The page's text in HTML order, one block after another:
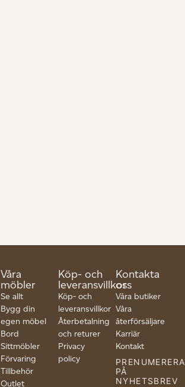
Våra
möbler
Se allt
Bygg din
egen möbel
Bord
Sittmöbler
Förvaring
Tillbehör
Outlet
Köp- och
leveransvillkor
Köp- och
leveransvillkor
Återbetalning
och returer
Privacy
policy
Kontakta
oss
Våra butiker
Våra
återförsäljare
Karriär
Kontakt
PRENUMERERA
PÅ
NYHETSBREV